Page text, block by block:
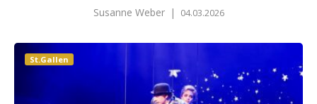
Susanne Weber | 04.03.2026
St.Gallen